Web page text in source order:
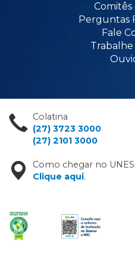
Comitês
Perguntas
Fale
Trabalhe
Colatina
(27) 3723 3000
(27) 2101 3000
Como chegar no
Clique aqui.